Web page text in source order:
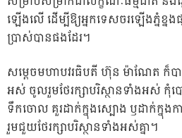
ឡើងលើ ដើម្បីឱ្យអ្នកទេសចរឡើងភ្នំខ្នង
ប្រាស់បានផងដែរ។
សម្ដេចមហាបវរធិបតី ហ៊ុន ម៉ាណែត ក៏បា
អស់ ចូលរួមថែរក្សាបរិស្ថានទាំងអស់ កុំ
ទឹកចោល គួរដាក់ក្នុងស្បោង ឫដាក់ក្នុងក
រួមជួយថែរក្សាបរិស្ថានទាំងអស់គ្នា។